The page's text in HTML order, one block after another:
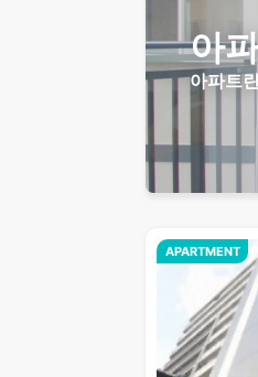
아
아파트
APARTMENT